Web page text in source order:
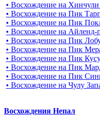
• Восхождение на
• Восхождение на Пик
• Восхождение на Пик
• Восхождение на Айленд-
• Восхождение на Пик
• Восхождение на Пик
• Восхождение на Пик
• Восхождение на Пик
• Восхождение на Пик
• Восхождение на Чулу
Восхождения Непал